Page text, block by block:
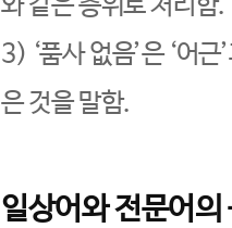
3) ‘품사 없음’은 ‘어
은 것을 말함.
일상어와 전문어의